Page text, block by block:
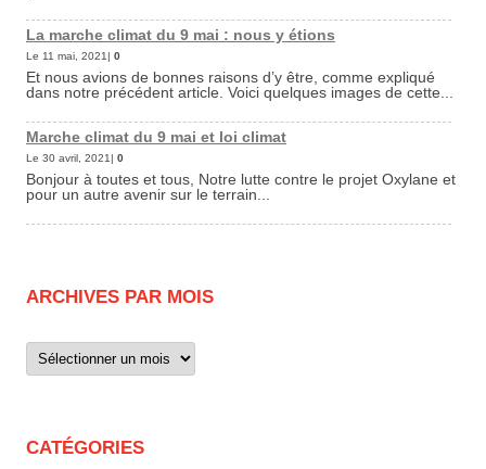
La marche climat du 9 mai : nous y étions
Le 11 mai, 2021| 0
Et nous avions de bonnes raisons d’y être, comme expliqué
dans notre précédent article. Voici quelques images de cette...
Marche climat du 9 mai et loi climat
Le 30 avril, 2021| 0
Bonjour à toutes et tous, Notre lutte contre le projet Oxylane et
pour un autre avenir sur le terrain...
ARCHIVES PAR MOIS
Archives
par
CATÉGORIES